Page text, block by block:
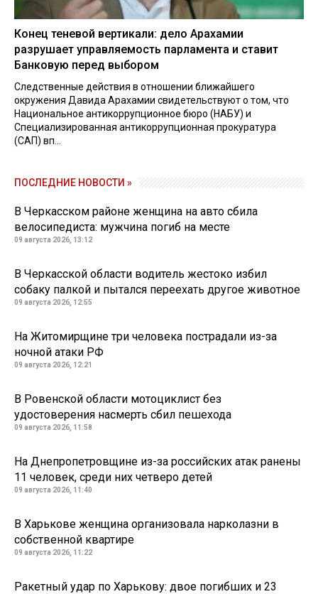
Конец теневой вертикали: дело Арахамии
разрушает управляемость парламента и ставит
Банковую перед выбором
Следственные действия в отношении ближайшего
окружения Давида Арахамии свидетельствуют о том, что
Национальное антикоррупционное бюро (НАБУ) и
Специализированная антикоррупционная прокуратура
(САП) вп...
ПОСЛЕДНИЕ НОВОСТИ »
В Черкасском районе женщина на авто сбила
велосипедиста: мужчина погиб на месте
09 августа 2026, 13:12
В Черкасской области водитель жестоко избил
собаку палкой и пытался переехать другое животное
09 августа 2026, 12:55
На Житомирщине три человека пострадали из-за
ночной атаки РФ
09 августа 2026, 12:21
В Ровенской области мотоциклист без
удостоверения насмерть сбил пешехода
09 августа 2026, 11:58
На Днепропетровщине из-за российских атак ранены
11 человек, среди них четверо детей
09 августа 2026, 11:40
В Харькове женщина организовала нарколазни в
собственной квартире
09 августа 2026, 11:22
Ракетный удар по Харькову: двое погибших и 23